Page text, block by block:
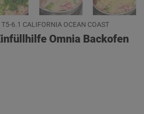
T5-6.1 CALIFORNIA OCEAN COAST
Omnia Backofen
Omnia Backofen Menge